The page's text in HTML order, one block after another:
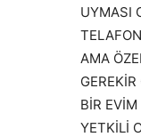
UYMASI
AMA
BİR
YETKİLİ